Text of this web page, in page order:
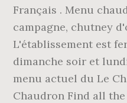
Français . Menu
campagne, chutney
L'établissement est
dimanche soir et
menu actuel du Le
Chaudron Find all